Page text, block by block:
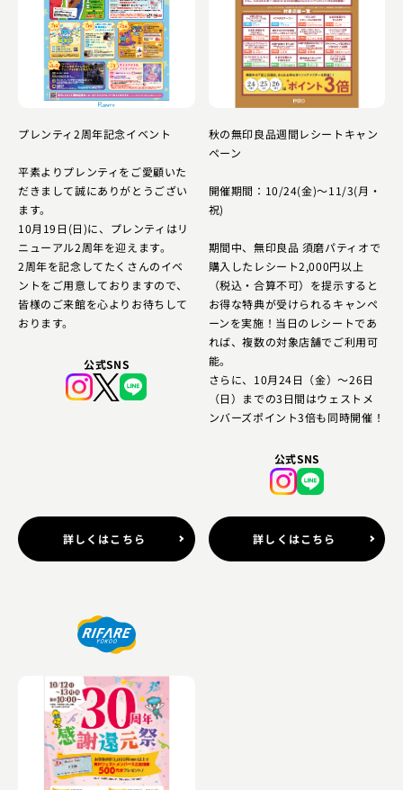
プレンティ2周年記念イベント
平素よりプレンティをご愛顧いた
だきまして誠にありがとうござい
ます。
10月19日(日)に、プレンティはリ
ニューアル2周年を迎えます。
2周年を記念してたくさんのイベ
ントをご用意しておりますので、
皆様のご来館を心よりお待ちして
おります。
公式SNS
詳しくはこちら
秋の無印良品週間レシートキャン
ペーン
開催期間：10/24(金)～11/3(月・
祝)
期間中、無印良品 須磨パティオで
購入したレシート2,000円以上
（税込・合算不可）を提示すると
お得な特典が受けられるキャンペ
ーンを実施！当日のレシートであ
れば、複数の対象店舗でご利用可
能。
さらに、10月24日（金）～26日
（日）までの3日間はウェストメ
ンバーズポイント3倍も同時開催！
公式SNS
詳しくはこちら